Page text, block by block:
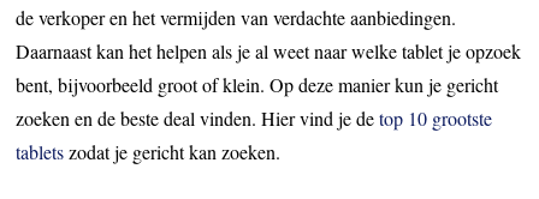
de verkoper en het vermijden van verdachte aanbiedingen.
Daarnaast kan het helpen als je al weet naar welke tablet je opzoek
bent, bijvoorbeeld groot of klein. Op deze manier kun je gericht
zoeken en de beste deal vinden. Hier vind je detop 10 grootste
tabletszodat je gericht kan zoeken.